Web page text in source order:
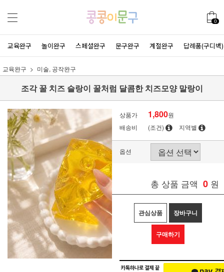
0
교육완구 놀이완구 스페셜완구 문구완구 계절완구 답례품(구디백)
교육완구 미술, 공작완구
조각 꿀 치즈 슬랑이 꿀처럼 달콤한 치즈모양 말랑이
상품가 1,800원
배송비
(조건) 지역별
옵션
총 상품 금액 0 원
관심상품 장바구니
구매하기